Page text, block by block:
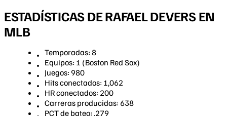
ESTADÍSTICAS DE RAFAEL DEVERS EN
MLB
Temporadas: 8
Equipos: 1 (Boston Red Sox)
Juegos: 980
Hits conectados: 1,062
HR conectados: 200
Carreras producidas: 638
PCT de bateo: .279